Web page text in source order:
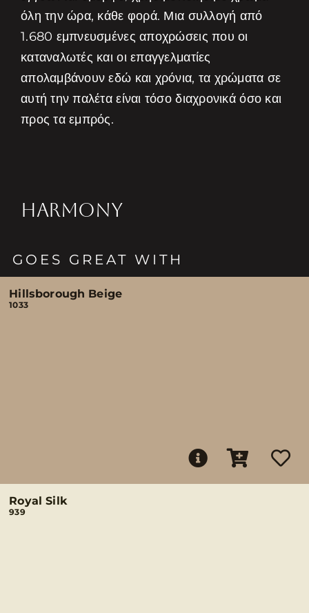
όλη την ώρα, κάθε φορά. Μια συλλογή από
1.680 εμπνευσμένες αποχρώσεις που οι
καταναλωτές και οι επαγγελματίες
απολαμβάνουν εδώ και χρόνια, τα χρώματα σε
αυτή την παλέτα είναι τόσο διαχρονικά όσο και
προς τα εμπρός.
HARMONY
GOES GREAT WITH
Hillsborough Beige
1033
Royal Silk
939